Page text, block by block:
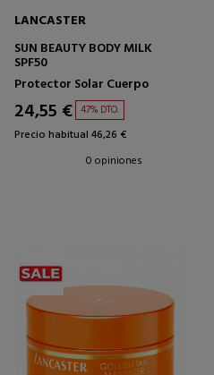
LANCASTER
SUN BEAUTY BODY MILK
SPF50
Protector Solar Cuerpo
24,55 € 47% DTO.
Precio habitual 46,26 €
0 opiniones